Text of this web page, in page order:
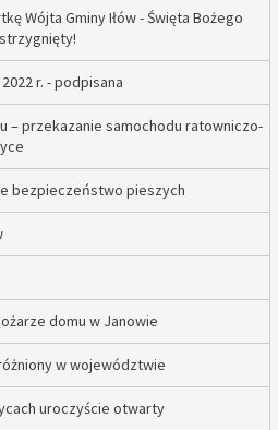
Wójta Gminy Iłów - Święta Bożego
r. - podpisana
– przekazanie samochodu ratowniczo-
bezpieczeństwo pieszych
domu w Janowie
w województwie
uroczyście otwarty